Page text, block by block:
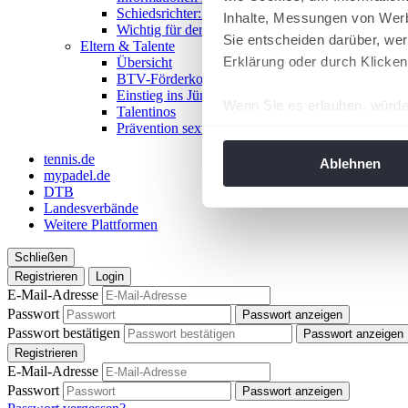
Inhalte, Messungen von
Sie entscheiden darüber,
Erklärung oder durch
Wenn Sie es erlauben,
Website an unsere Partner
möglicherweise mit weiteren
der Dienste gesammelt
Ablehnen
Schiedsrichter:in werden!
Wichtig für den Spieltag
Eltern & Talente
Übersicht
BTV-Förderkonzept
Einstieg ins Jüngstentennis
Talentinos
Prävention sexualisierter Gewalt
tennis.de
mypadel.de
DTB
Landesverbände
Weitere Plattformen
Schließen
Registrieren
Login
E-Mail-Adresse
Passwort
Passwort anzeigen
Passwort bestätigen
Passwort anzeigen
Registrieren
E-Mail-Adresse
Passwort
Passwort anzeigen